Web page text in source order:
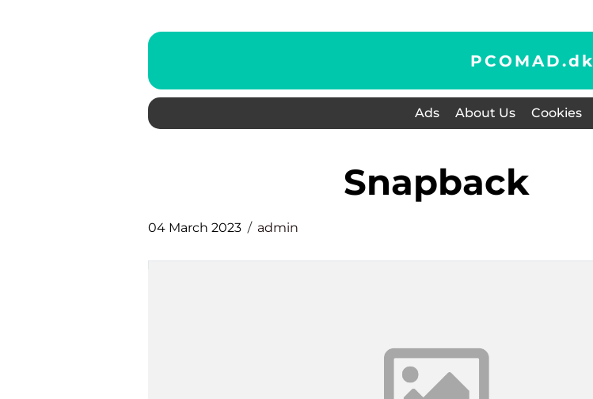
PCOMAD.dk
Ads About Us Cookies
snapback
04 March 2023 admin